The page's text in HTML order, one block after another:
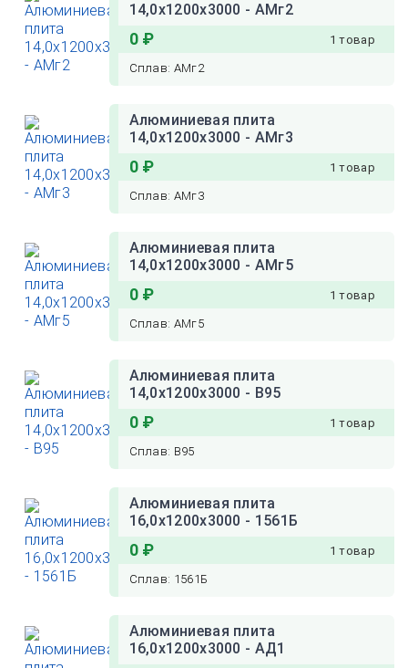
14,0х1200х3000 - АМг2
0 ₽ 1 товар
Сплав: АМг2
Алюминиевая плита
14,0х1200х3000 - АМг3
0 ₽ 1 товар
Сплав: АМг3
Алюминиевая плита
14,0х1200х3000 - АМг5
0 ₽ 1 товар
Сплав: АМг5
Алюминиевая плита
14,0х1200х3000 - В95
0 ₽ 1 товар
Сплав: В95
Алюминиевая плита
16,0х1200х3000 - 1561Б
0 ₽ 1 товар
Сплав: 1561Б
Алюминиевая плита
16,0х1200х3000 - АД1